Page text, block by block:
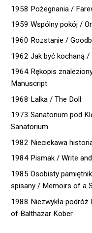
1958 Pożegnania /
1959 Wspólny pokój /
1960 Rozstanie /
1962 Jak być kochaną
1964 Rękopis
Manuscript
1968 Lalka / The Doll
1973 Sanatorium pod
Sanatorium
1982 Nieciekawa
1984 Pismak / Write
1985 Osobisty
spisany / Memoirs of a
1988 Niezwykła
of Balthazar Kober